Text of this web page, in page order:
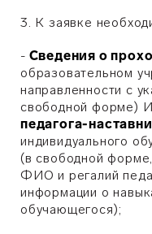
3. К заявке
- Сведения о
образовательном
направленности с
свободной форме)
педагога-
индивидуального
(в свободной
ФИО и регалий
информации о
обучающегося);